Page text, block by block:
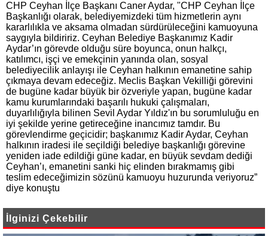
CHP Ceyhan İlçe Başkanı Caner Aydar, "CHP Ceyhan İlçe
Başkanlığı olarak, belediyemizdeki tüm hizmetlerin aynı
kararlılıkla ve aksama olmadan sürdürüleceğini kamuoyuna
saygıyla bildiririz. Ceyhan Belediye Başkanımız Kadir
Aydar’ın görevde olduğu süre boyunca, onun halkçı,
katılımcı, işçi ve emekçinin yanında olan, sosyal
belediyecilik anlayışı ile Ceyhan halkının emanetine sahip
çıkmaya devam edeceğiz. Meclis Başkan Vekilliği görevini
de bugüne kadar büyük bir özveriyle yapan, bugüne kadar
kamu kurumlarındaki başarılı hukuki çalışmaları,
duyarlılığıyla bilinen Sevil Aydar Yıldız'ın bu sorumluluğu en
iyi şekilde yerine getireceğine inancımız tamdır. Bu
görevlendirme geçicidir; başkanımız Kadir Aydar, Ceyhan
halkının iradesi ile seçildiği belediye başkanlığı görevine
yeniden iade edildiği güne kadar, en büyük sevdam dediği
Ceyhan’ı, emanetini sanki hiç elinden bırakmamış gibi
teslim edeceğimizin sözünü kamuoyu huzurunda veriyoruz”
diye konuştu
İlginizi Çekebilir